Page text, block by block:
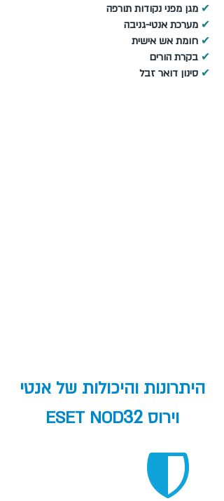
✔ מגן מפני נקודות תורפה
✔ מערכת אנטי-גניבה
✔ חומת אש אישית
✔ בקרת הורים
✔ סינון דואר זבל
היתרונות והיכולות של אנטי
וירוס ESET NOD32